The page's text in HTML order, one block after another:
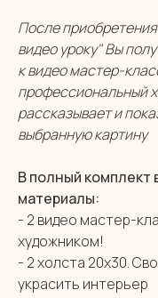
После
видео уроку" Вы
к видео мастер-
профессиональный
рассказывает и
выбранную картину
В полный
материалы:
- 2 видео мастер-
художником!
- 2 холста 20х30.
украсить интерьер